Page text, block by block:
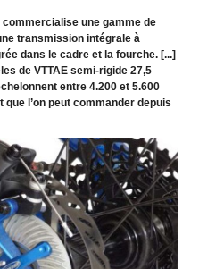
une gamme de
transmission intégrale à
dans le cadre et la fourche. [...]
de VTTAE semi-rigide 27,5
entre 4.200 et 5.600
l’on peut commander depuis